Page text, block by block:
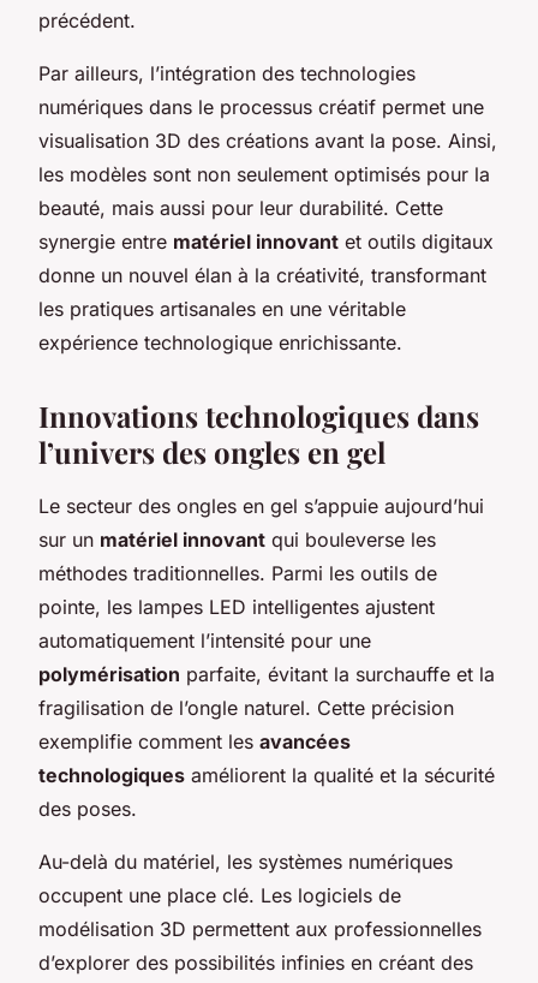
précédent.
Par ailleurs, l’intégration des technologies
numériques dans le processus créatif permet une
visualisation 3D des créations avant la pose. Ainsi,
les modèles sont non seulement optimisés pour la
beauté, mais aussi pour leur durabilité. Cette
synergie entre matériel innovant et outils digitaux
donne un nouvel élan à la créativité, transformant
les pratiques artisanales en une véritable
expérience technologique enrichissante.
Innovations technologiques dans
l’univers des ongles en gel
Le secteur des ongles en gel s’appuie aujourd’hui
sur un matériel innovant qui bouleverse les
méthodes traditionnelles. Parmi les outils de
pointe, les lampes LED intelligentes ajustent
automatiquement l’intensité pour une
polymérisation parfaite, évitant la surchauffe et la
fragilisation de l’ongle naturel. Cette précision
exemplifie comment les avancées
technologiques améliorent la qualité et la sécurité
des poses.
Au-delà du matériel, les systèmes numériques
occupent une place clé. Les logiciels de
modélisation 3D permettent aux professionnelles
d’explorer des possibilités infinies en créant des